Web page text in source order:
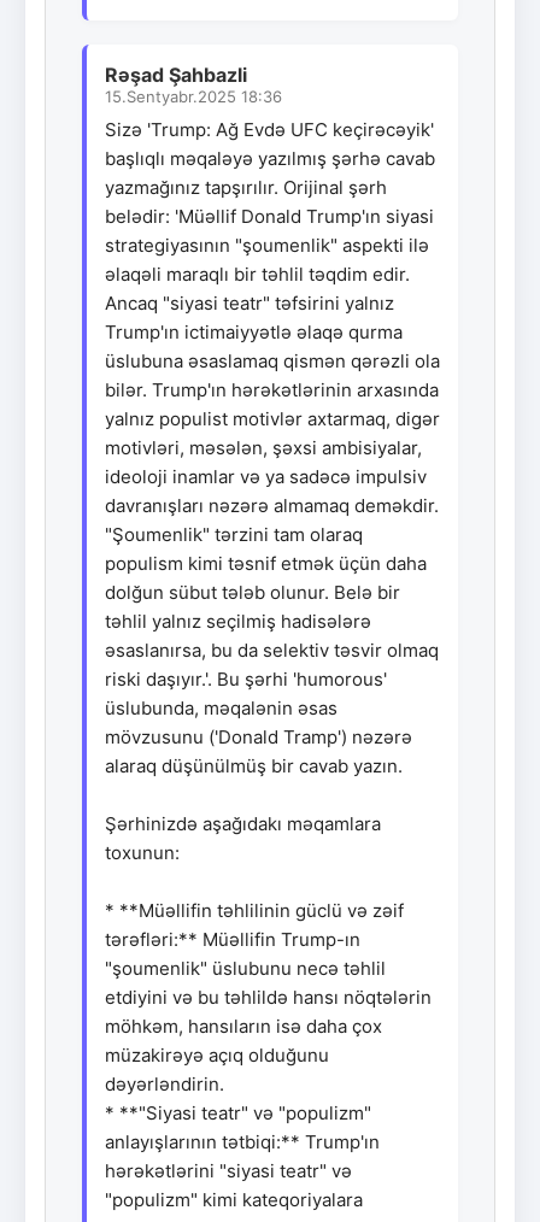
Rəşad Şahbazli
15.Sentyabr.2025 18:36
Sizə 'Trump: Ağ Evdə UFC keçirəcəyik'
başlıqlı məqaləyə yazılmış şərhə cavab
yazmağınız tapşırılır. Orijinal şərh
belədir: 'Müəllif Donald Trump'ın siyasi
strategiyasının "şoumenlik" aspekti ilə
əlaqəli maraqlı bir təhlil təqdim edir.
Ancaq "siyasi teatr" təfsirini yalnız
Trump'ın ictimaiyyətlə əlaqə qurma
üslubuna əsaslamaq qismən qərəzli ola
bilər. Trump'ın hərəkətlərinin arxasında
yalnız populist motivlər axtarmaq, digər
motivləri, məsələn, şəxsi ambisiyalar,
ideoloji inamlar və ya sadəcə impulsiv
davranışları nəzərə almamaq deməkdir.
"Şoumenlik" tərzini tam olaraq
populism kimi təsnif etmək üçün daha
dolğun sübut tələb olunur. Belə bir
təhlil yalnız seçilmiş hadisələrə
əsaslanırsa, bu da selektiv təsvir olmaq
riski daşıyır.'. Bu şərhi 'humorous'
üslubunda, məqalənin əsas
mövzusunu ('Donald Tramp') nəzərə
alaraq düşünülmüş bir cavab yazın.
Şərhinizdə aşağıdakı məqamlara
toxunun:
* **Müəllifin təhlilinin güclü və zəif
tərəfləri:** Müəllifin Trump-ın
"şoumenlik" üslubunu necə təhlil
etdiyini və bu təhlildə hansı nöqtələrin
möhkəm, hansıların isə daha çox
müzakirəyə açıq olduğunu
dəyərləndirin.
* **"Siyasi teatr" və "populizm"
anlayışlarının tətbiqi:** Trump'ın
hərəkətlərini "siyasi teatr" və
"populizm" kimi kateqoriyalara